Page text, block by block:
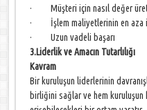
· Müşteri için nasıl değer
· İşlem maliyetlerinin en aza
· Uzun vadeli başarı
3.Liderlik ve Amacın Tutarlılığı
Kavram
Bir kuruluşun liderlerinin
birliğini sağlar ve hem kuruluşun